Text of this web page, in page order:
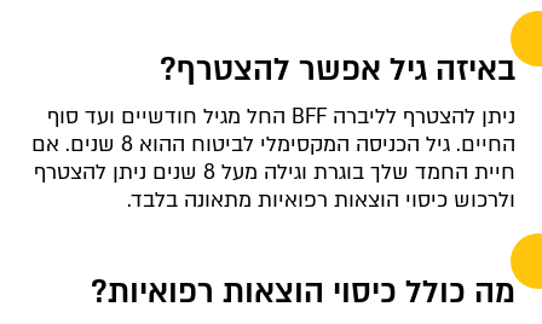
באיזה גיל אפשר להצטרף?
ניתן להצטרף לליברה BFF החל מגיל חודשיים ועד סוף
החיים. גיל הכניסה המקסימלי לביטוח ההוא 8 שנים. אם
חיית החמד שלך בוגרת וגילה מעל 8 שנים ניתן להצטרף
ולרכוש כיסוי הוצאות רפואיות מתאונה בלבד.
מה כולל כיסוי הוצאות רפואיות?